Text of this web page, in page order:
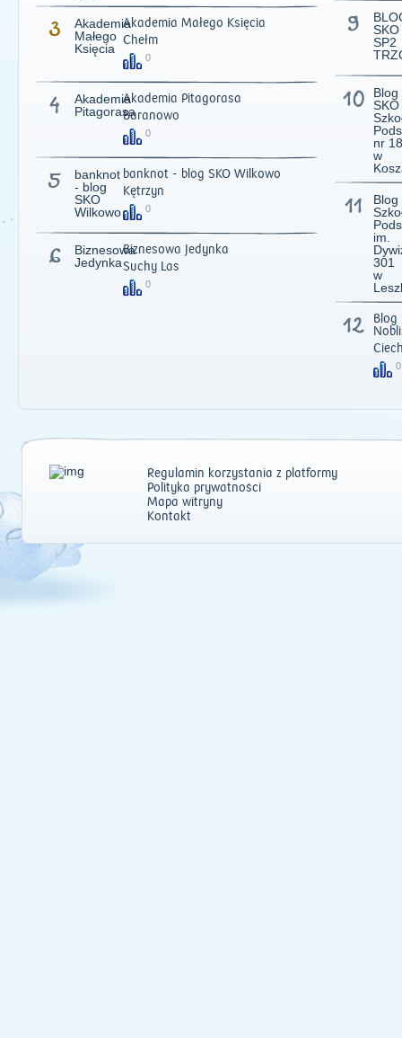
3
Akademia
Małego
Księcia
Akademia Małego Księcia
Chełm
0
4
Akademia
Pitagorasa
Akademia Pitagorasa
Baranowo
0
5
banknot
- blog
SKO
Wilkowo
banknot - blog SKO Wilkowo
Kętrzyn
0
6
Biznesowa
Jedynka
Biznesowa Jedynka
Suchy Las
0
9
SKO
SP2
10
Blog
SKO
nr 18
w
11
Blog
im.
301
w
12
Blog
0
2012|
Regulamin korzystania z platformy
Polityka prywatności
Mapa witryny
Kontakt